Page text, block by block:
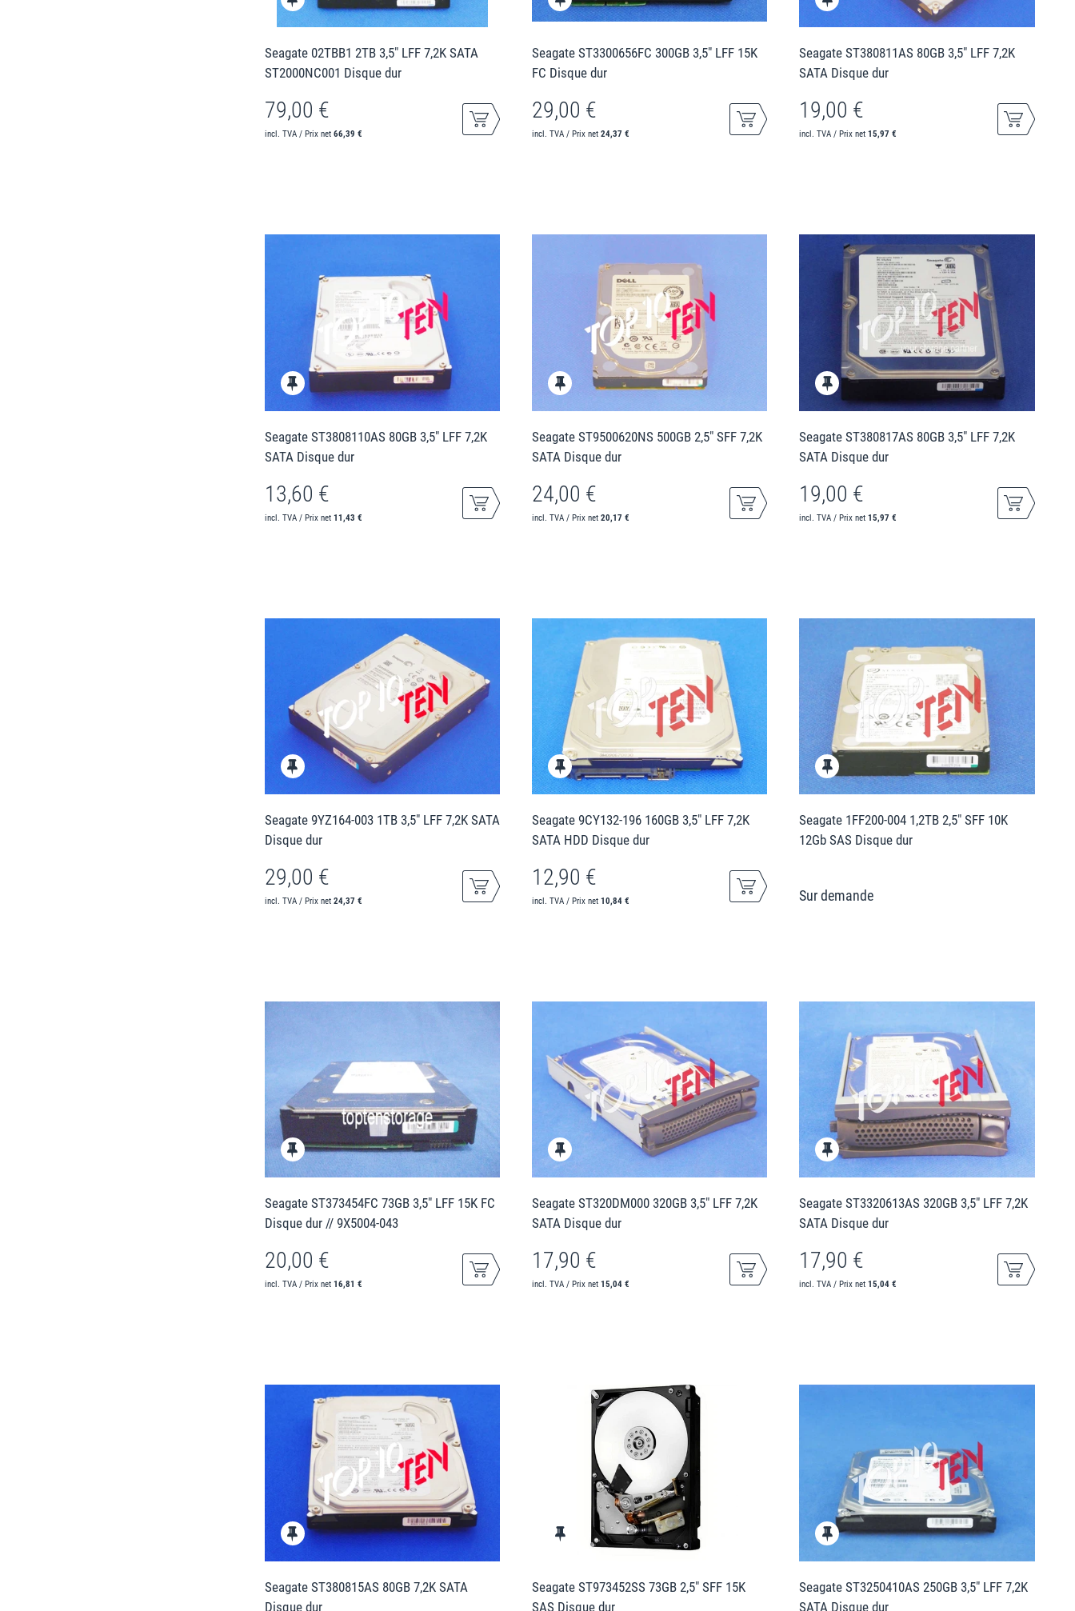
Seagate 02TBB1 2TB 3,5" LFF 7,2K SATA
ST2000NC001 Disque dur
79,00 €
incl. TVA / Prix net 66,39 €
Seagate ST3300656FC 300GB 3,5" LFF 15K
FC Disque dur
29,00 €
incl. TVA / Prix net24,37 €
Seagate ST380811AS 80GB 3,5" LFF 7,2K
SATA Disque dur
19,00 €
incl. TVA / Prix net15,97 €
Seagate ST3808110AS 80GB 3,5" LFF 7,2K
SATA Disque dur
13,60 €
incl. TVA / Prix net 11,43 €
Seagate ST9500620NS 500GB 2,5" SFF 7,2K
SATA Disque dur
24,00 €
incl. TVA / Prix net20,17 €
Seagate ST380817AS 80GB 3,5" LFF 7,2K
SATA Disque dur
19,00 €
incl. TVA / Prix net15,97 €
Seagate 9YZ164-003 1TB 3,5" LFF 7,2K SATA
Disque dur
29,00 €
incl. TVA / Prix net 24,37 €
Seagate 9CY132-196 160GB 3,5" LFF 7,2K
SATA HDD Disque dur
12,90 €
incl. TVA / Prix net10,84 €
Seagate 1FF200-004 1,2TB 2,5" SFF 10K
12Gb SAS Disque dur
Seagate ST373454FC 73GB 3,5" LFF 15K FC
Disque dur // 9X5004-043
20,00 €
incl. TVA / Prix net 16,81 €
Seagate ST320DM000 320GB 3,5" LFF 7,2K
SATA Disque dur
17,90 €
incl. TVA / Prix net15,04 €
Seagate ST3320613AS 320GB 3,5" LFF 7,2K
SATA Disque dur
17,90 €
incl. TVA / Prix net15,04 €
Seagate ST380815AS 80GB 7,2K SATA
Disque dur
Seagate ST973452SS 73GB 2,5" SFF 15K
SAS Disque dur
Seagate ST3250410AS 250GB 3,5" LFF 7,2K
SATA Disque dur